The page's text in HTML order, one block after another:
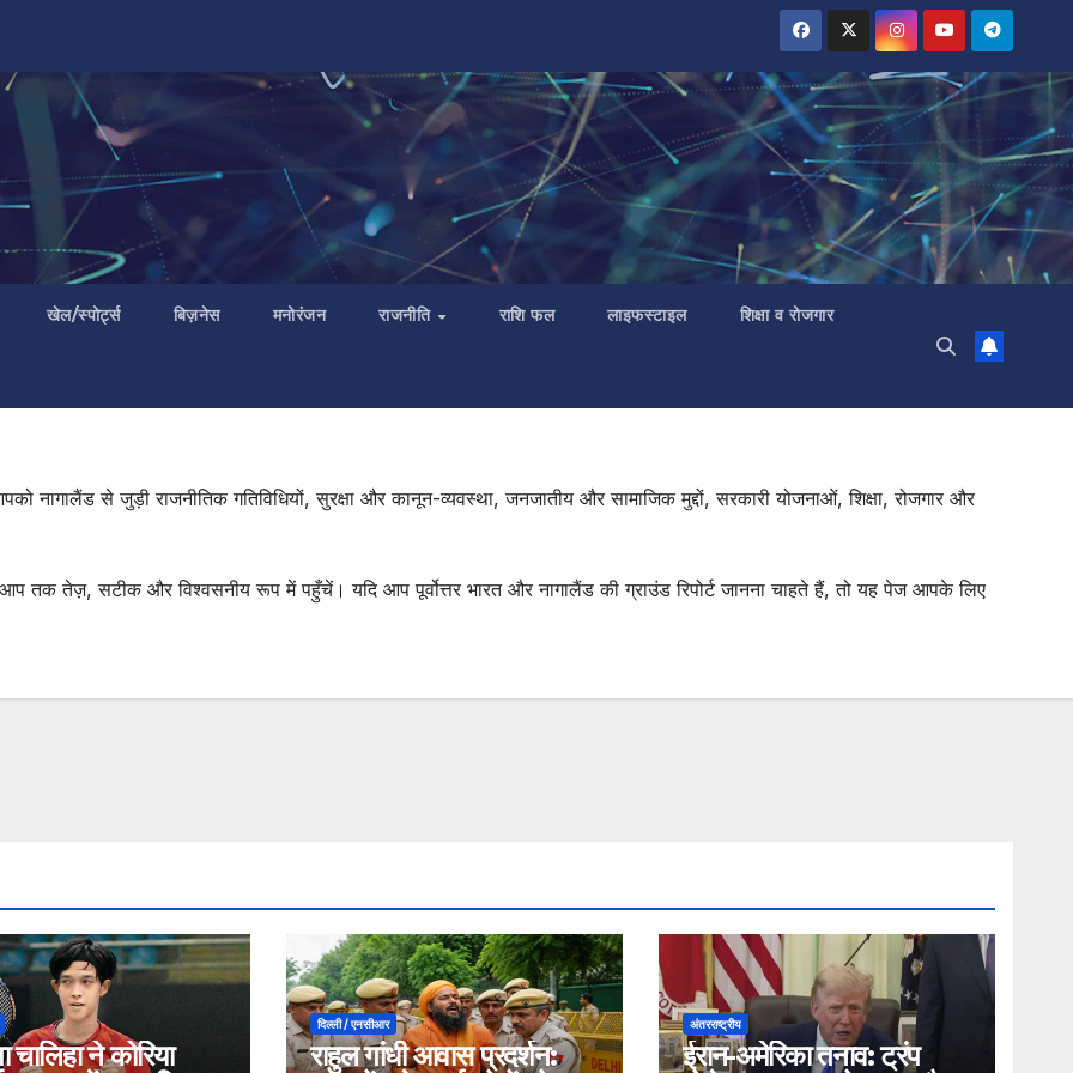
खेल/स्पोर्ट्स बिज़नेस मनोरंजन राजनीति राशि फल लाइफस्टाइल शिक्षा व रोजगार
नागालैंड से जुड़ी राजनीतिक गतिविधियों, सुरक्षा और कानून-व्यवस्था, जनजातीय और सामाजिक मुद्दों, सरकारी योजनाओं, शिक्षा, रोजगार और
आप तक तेज़, सटीक और विश्वसनीय रूप में पहुँचें। यदि आप पूर्वोत्तर भारत और नागालैंड की ग्राउंड रिपोर्ट जानना चाहते हैं, तो यह पेज आपके लिए
चालिहा ने कोरिया
दिल्ली / एनसीआर
राहुल गांधी आवास प्रदर्शन:
अंतरराष्ट्रीय
ईरान-अमेरिका तनाव: ट्रंप